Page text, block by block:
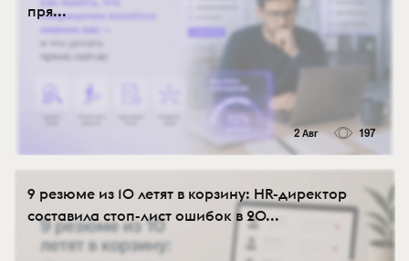
пря...
2 Авг 197
9 резюме из 10 летят в корзину: HR-директор
составила стоп-лист ошибок в 20...